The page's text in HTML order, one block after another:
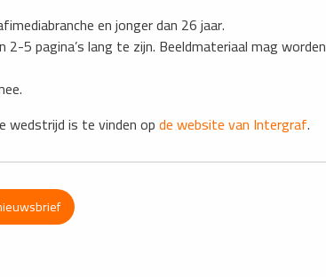
en jonger dan 26 jaar.
5 pagina’s lang te zijn. Beeldmateriaal mag worden
wedstrijd is te vinden opde website van Intergraf.